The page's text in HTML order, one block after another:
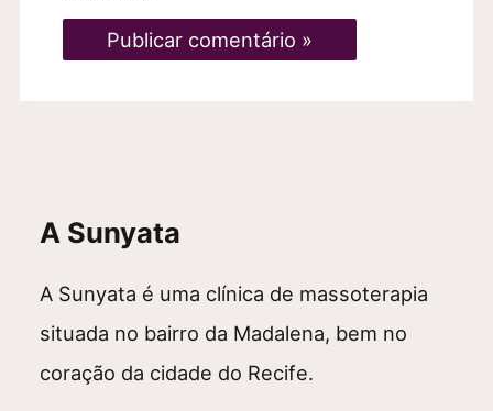
A Sunyata
A Sunyata é uma clínica de massoterapia
situada no bairro da Madalena, bem no
coração da cidade do Recife.